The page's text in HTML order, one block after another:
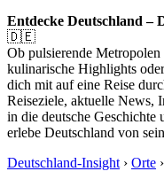
Entdecke Deutschland –
🇩🇪
Ob pulsierende
kulinarische Highlights
dich mit auf eine Reise
Reiseziele, aktuelle News,
in die deutsche Geschichte
erlebe Deutschland von
Deutschland-Insight › Orte ›